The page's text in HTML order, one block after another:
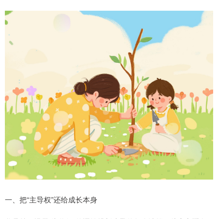
一、把“主导权”还给成长本身